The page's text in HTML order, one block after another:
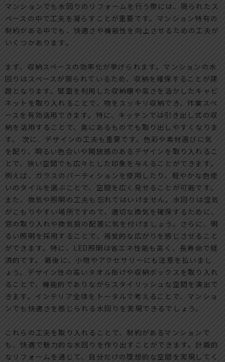
マンションでも水回りのリフォームを行う際には、限られたス
ペースの中で工夫を凝らすことが重要です。マンション特有の
制約がある中でも、快適さや機能性を向上させるための工夫が
いくつかあります。
まず、収納スペースの効率化が挙げられます。マンションの水
回りはスペースが限られているため、収納を確保することが課
題となります。壁面を利用した収納棚や高さを活かしたキャビ
ネットを取り入れることで、物をスッキリ収納でき、作業スペ
ースを有効活用できます。特に、キッチンでは引き出し式の収
納を活用することで、奥にあるものでも取り出しやすくなりま
す。 次に、デザインの工夫も重要です。色彩や素材選びに気
を配り、明るい色合いや開放感のあるデザインを取り入れるこ
とで、狭い空間でも広々とした印象を与えることができます。
例えば、ガラスのパーティションを使用したり、軽やかな色使
いのタイルを選ぶことで、空間を広く見せることが可能です。
また、換気や照明の工夫も忘れてはいけません。水回りは湿気
がこもりやすい場所ですので、適切な換気を確保するために、
窓の取り入れや換気扇の配置に気を付けましょう。さらに、明
るい照明を採用することで、視覚的な広がりを感じさせること
ができます。特に、LED照明は省エネ性能も高く、長寿命で経
済的です。 最後に、小物やアクセサリーにも注意を払いまし
ょう。デザイン性の高いタオル掛けや収納ボックスを取り入れ
ることで、機能的でありながらスタイリッシュな空間を演出で
きます。インテリア全体をトータルで考えることで、マンショ
ンでも快適さを感じられる水回りを実現できるでしょう。
これらの工夫を取り入れることで、制約があるマンションで
も、快適で魅力的な水回りを作り出すことができます。計画的
なリフォームを通じて、自分だけの理想的な空間を実現してく